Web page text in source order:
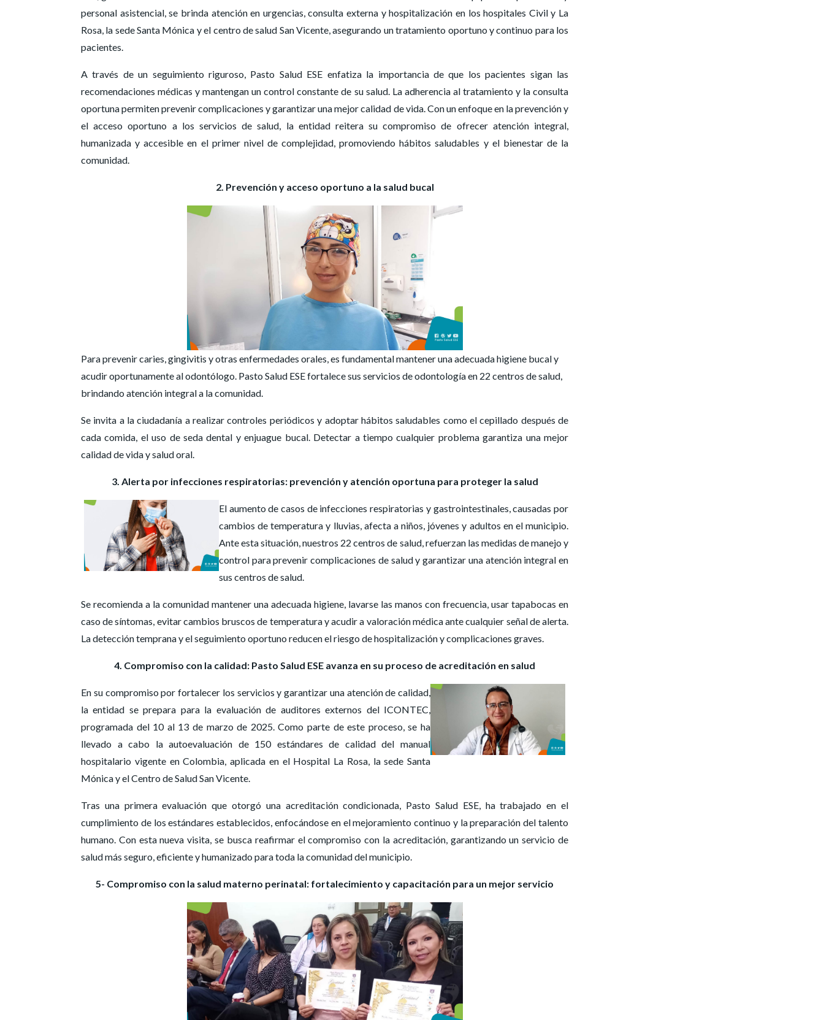
personal asistencial, se brinda atención en urgencias, consulta externa y hospitalización en los hospitales Civil y La
Rosa, la sede Santa Mónica y el centro de salud San Vicente, asegurando un tratamiento oportuno y continuo para los
pacientes.
A través de un seguimiento riguroso, Pasto Salud ESE enfatiza la importancia de que los pacientes sigan las
recomendaciones médicas y mantengan un control constante de su salud. La adherencia al tratamiento y la consulta
oportuna permiten prevenir complicaciones y garantizar una mejor calidad de vida. Con un enfoque en la prevención y
el acceso oportuno a los servicios de salud, la entidad reitera su compromiso de ofrecer atención integral,
humanizada y accesible en el primer nivel de complejidad, promoviendo hábitos saludables y el bienestar de la
comunidad.
2. Prevención y acceso oportuno a la salud bucal
Para prevenir caries, gingivitis y otras enfermedades orales, es fundamental mantener una adecuada higiene bucal y
acudir oportunamente al odontólogo. Pasto Salud ESE fortalece sus servicios de odontología en 22 centros de salud,
brindando atención integral a la comunidad.
Se invita a la ciudadanía a realizar controles periódicos y adoptar hábitos saludables como el cepillado después de
cada comida, el uso de seda dental y enjuague bucal. Detectar a tiempo cualquier problema garantiza una mejor
calidad de vida y salud oral.
3. Alerta por infecciones respiratorias: prevención y atención oportuna para proteger la salud
El aumento de casos de infecciones respiratorias y gastrointestinales, causadas por
cambios de temperatura y lluvias, afecta a niños, jóvenes y adultos en el municipio.
Ante esta situación, nuestros 22 centros de salud, refuerzan las medidas de manejo y
control para prevenir complicaciones de salud y garantizar una atención integral en
sus centros de salud.
Se recomienda a la comunidad mantener una adecuada higiene, lavarse las manos con frecuencia, usar tapabocas en
caso de síntomas, evitar cambios bruscos de temperatura y acudir a valoración médica ante cualquier señal de alerta.
La detección temprana y el seguimiento oportuno reducen el riesgo de hospitalización y complicaciones graves.
4. Compromiso con la calidad: Pasto Salud ESE avanza en su proceso de acreditación en salud
En su compromiso por fortalecer los servicios y garantizar una atención de calidad,
la entidad se prepara para la evaluación de auditores externos del ICONTEC,
programada del 10 al 13 de marzo de 2025. Como parte de este proceso, se ha
llevado a cabo la autoevaluación de 150 estándares de calidad del manual
hospitalario vigente en Colombia, aplicada en el Hospital La Rosa, la sede Santa
Mónica y el Centro de Salud San Vicente.
Tras una primera evaluación que otorgó una acreditación condicionada, Pasto Salud ESE, ha trabajado en el
cumplimiento de los estándares establecidos, enfocándose en el mejoramiento continuo y la preparación del talento
humano. Con esta nueva visita, se busca reafirmar el compromiso con la acreditación, garantizando un servicio de
salud más seguro, eficiente y humanizado para toda la comunidad del municipio.
5- Compromiso con la salud materno perinatal: fortalecimiento y capacitación para un mejor servicio